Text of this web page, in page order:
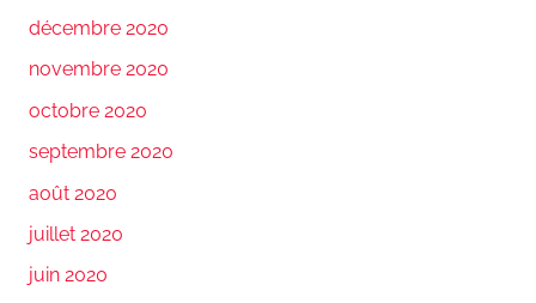
décembre 2020
novembre 2020
octobre 2020
septembre 2020
août 2020
juillet 2020
juin 2020